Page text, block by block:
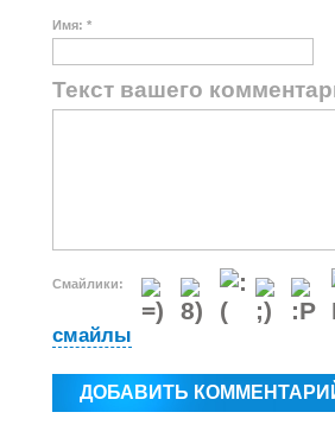
Имя: *
Текст вашего
Смайлики:
смайлы